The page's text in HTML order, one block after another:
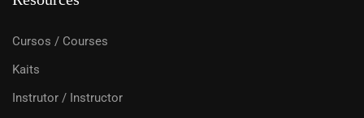
Cursos / Courses
Kaits
Instrutor / Instructor